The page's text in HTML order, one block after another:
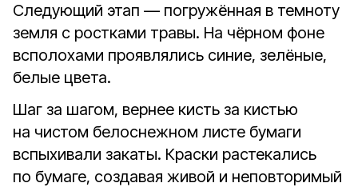
Следующий этап — погружённая в темноту
земля с ростками травы. На чёрном фоне
всполохами проявлялись синие, зелёные,
белые цвета.
Шаг за шагом, вернее кисть за кистью
на чистом белоснежном листе бумаги
вспыхивали закаты. Краски растекались
по бумаге, создавая живой и неповторимый